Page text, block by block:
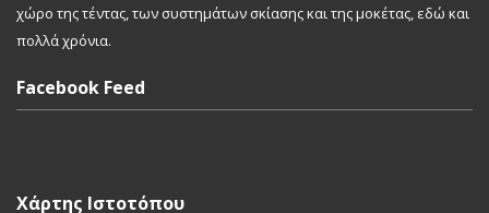
χώρο της τέντας, των συστημάτων σκίασης και της μοκέτας, εδώ και
πολλά χρόνια.
Facebook Feed
Χάρτης Ιστοτόπου